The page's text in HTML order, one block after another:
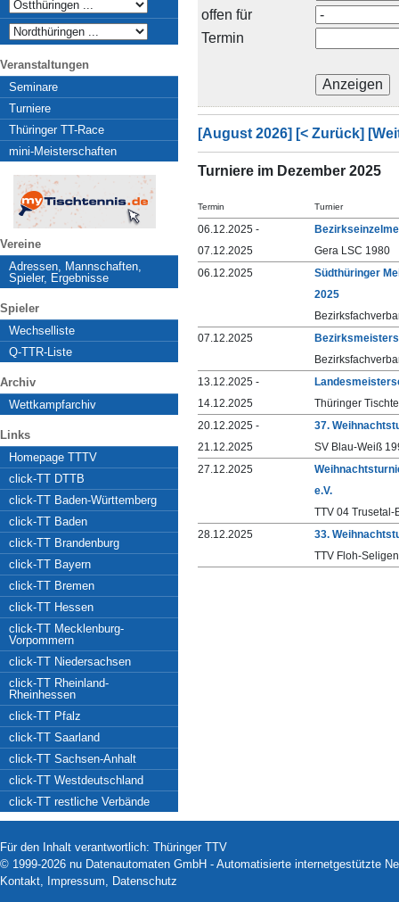
Veranstaltungen
Seminare
Turniere
Thüringer TT-Race
mini-Meisterschaften
Vereine
Adressen, Mannschaften,
Spieler, Ergebnisse
Spieler
Wechselliste
Q-TTR-Liste
Archiv
Wettkampfarchiv
Links
Homepage TTTV
click-TT DTTB
click-TT Baden-Württemberg
click-TT Baden
click-TT Brandenburg
click-TT Bayern
click-TT Bremen
click-TT Hessen
click-TT Mecklenburg-
Vorpommern
click-TT Niedersachsen
click-TT Rheinland-
Rheinhessen
click-TT Pfalz
click-TT Saarland
click-TT Sachsen-Anhalt
click-TT Westdeutschland
click-TT restliche Verbände
offen für
Termin
[August 2026] [< Zurück]
Turniere im Dezember 2025
Termin Turnier
06.12.2025 -
07.12.2025
Gera LSC 1980
06.12.2025
Südthüringer
2025
07.12.2025
13.12.2025 -
14.12.2025
Thüringer
20.12.2025 -
21.12.2025
37.
SV Blau-Weiß
27.12.2025
e.V.
TTV 04 Trusetal-
28.12.2025
33.
TTV Floh-
Für den Inhalt verantwortlich: Thüringer TTV
© 1999-2026 nu Datenautomaten GmbH - Automatisierte internetgestützte
Kontakt, Impressum, Datenschutz